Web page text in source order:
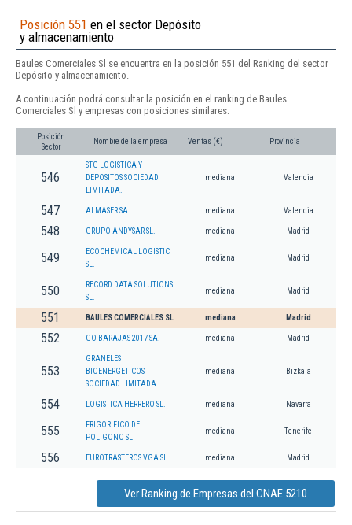
Posición 551 en el sector Depósito
y almacenamiento
Baules Comerciales Sl se encuentra en la posición 551 del Ranking del sector
Depósito y almacenamiento.
A continuación podrá consultar la posición en el ranking de Baules
Comerciales Sl y empresas con posiciones similares:
Posición
Sector
Nombre de la empresa Ventas (€) Provincia
546
STG LOGISTICA Y
DEPOSITOS SOCIEDAD
LIMITADA.
mediana Valencia
547 ALMASER SA mediana Valencia
548 GRUPO ANDYSAR SL. mediana Madrid
549
ECOCHEMICAL LOGISTIC
SL.
mediana Madrid
550
RECORD DATA SOLUTIONS
SL.
mediana Madrid
551 BAULES COMERCIALES SL mediana Madrid
552 GO BARAJAS 2017 SA. mediana Madrid
553
GRANELES
BIOENERGETICOS
SOCIEDAD LIMITADA.
mediana Bizkaia
554 LOGISTICA HERRERO SL. mediana Navarra
555
FRIGORIFICO DEL
POLIGONO SL
mediana Tenerife
556 EUROTRASTEROS VGA SL mediana Madrid
Ver Ranking de Empresas del CNAE 5210